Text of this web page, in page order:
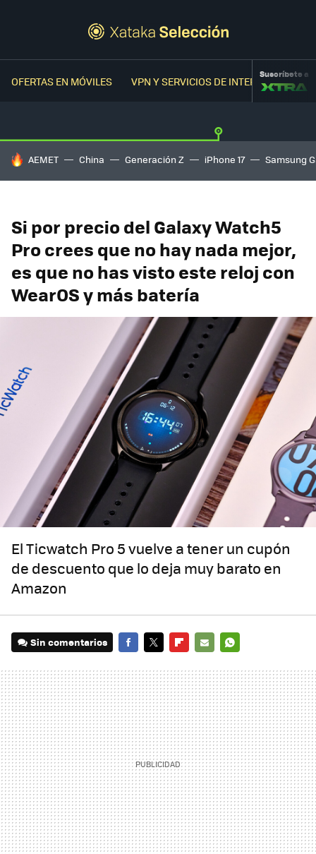
OFERTAS EN MÓVILES VPN Y SERVICIOS DE INTERNETSuscríbete a
HOY SE HABLA DE
AEMET China Generación Z iPhone 17 Samsung
Si por precio del Galaxy Watch5
Pro crees que no hay nada mejor,
es que no has visto este reloj con
WearOS y más batería
El Ticwatch Pro 5 vuelve a tener un cupón
de descuento que lo deja muy barato en
Amazon
Sin comentarios
MAIL